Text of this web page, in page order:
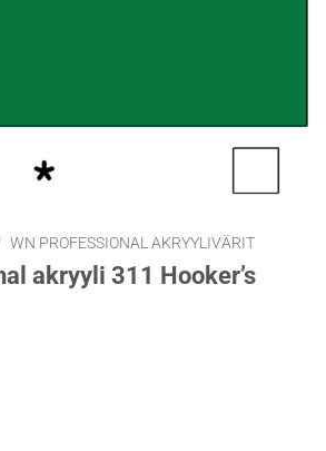
WN PROFESSIONAL AKRYYLIVÄRIT
akryyli 311 Hooker’s